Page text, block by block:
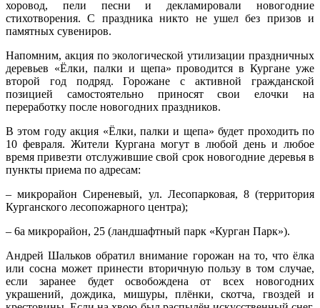
хоровод, пели песни и декламировали новогодние
стихотворения. С праздника никто не ушел без призов и
памятных сувениров.
Напомним, акция по экологической утилизации праздничных
деревьев «Ёлки, палки и щепа» проводится в Кургане уже
второй год подряд. Горожане с активной гражданской
позицией самостоятельно приносят свои елочки на
переработку после новогодних праздников.
В этом году акция «Ёлки, палки и щепа» будет проходить по
10 февраля. Жители Кургана могут в любой день и любое
время привезти отслужившие свой срок новогодние деревья в
пункты приема по адресам:
– микрорайон Сиреневый, ул. Лесопарковая, 8 (территория
Курганского лесопожарного центра);
– 6а микрорайон, 25 (ландшафтный парк «Курган Парк»).
Андрей Шальков обратил внимание горожан на то, что ёлка
или сосна может принести вторичную пользу в том случае,
если заранее будет освобождена от всех новогодних
украшений, дождика, мишуры, плёнки, скотча, гвоздей и